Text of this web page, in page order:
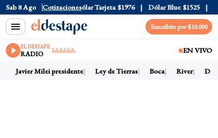
Sab 8 Ago Cotizaciones
Oficial $1520 Dólar Tarjeta $1976 Dólar Blue $1525 Dólar
Suscribite por $10.000
EL DESTAPE
RADIO EN VIVO
Javier Milei presidente Ley de Tierras Boca River